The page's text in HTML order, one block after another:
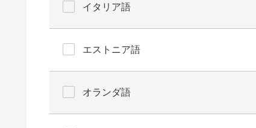
イタリア語
エストニア語
オランダ語